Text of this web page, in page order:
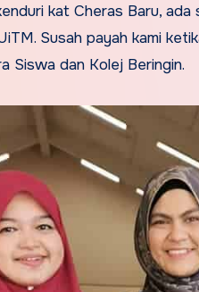
kat Cheras Baru,
Susah payah kami
Siswa dan Kolej Beringin.